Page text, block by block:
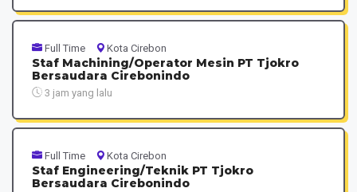
Full Time Kota Cirebon
Staf Machining/Operator Mesin PT Tjokro
Bersaudara Cirebonindo
3 jam yang lalu
Full Time Kota Cirebon
Staf Engineering/Teknik PT Tjokro
Bersaudara Cirebonindo